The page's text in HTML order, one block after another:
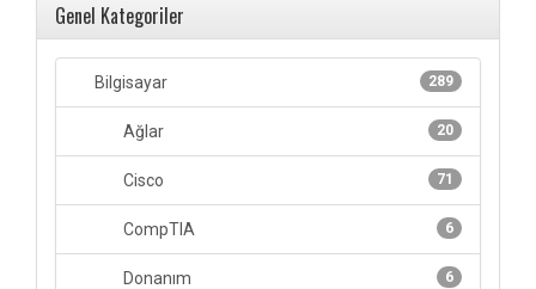
Genel Kategoriler
289
Bilgisayar
20
Ağlar
71
Cisco
6
CompTIA
6
Donanım